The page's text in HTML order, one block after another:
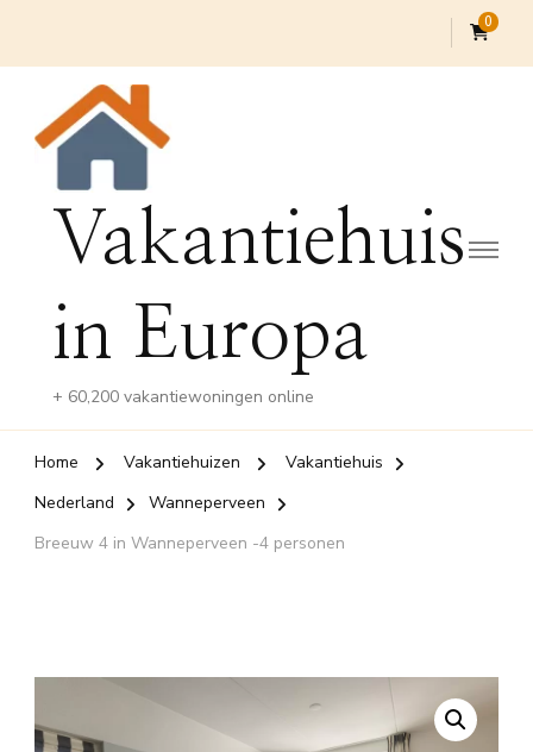
0
Vakantiehuis
in Europa
+ 60,200 vakantiewoningen online
Home Vakantiehuizen
Vakantiehuis
Nederland
Wanneperveen
Breeuw 4 in Wanneperveen -4 personen